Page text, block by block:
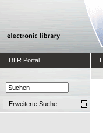
DLR Portal
Erweiterte Suche